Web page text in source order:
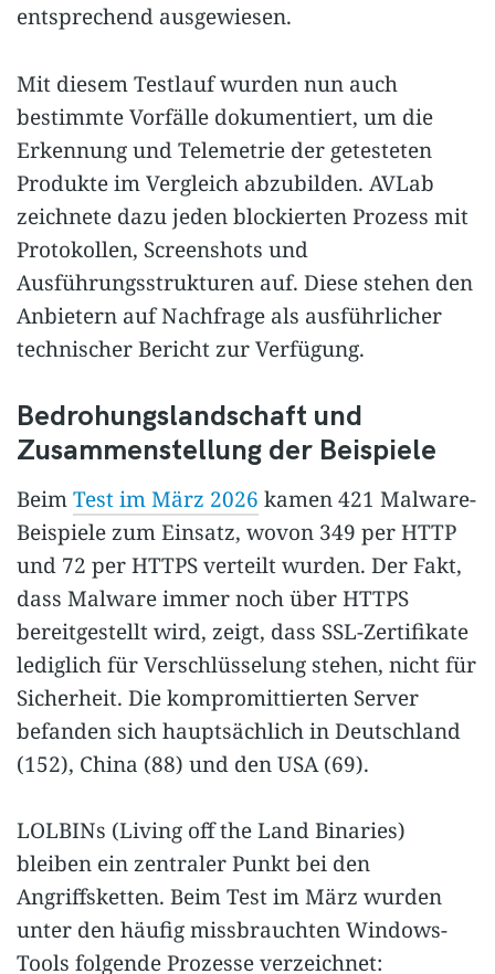
entsprechend ausgewiesen.
Mit diesem Testlauf wurden nun auch
bestimmte Vorfälle dokumentiert, um die
Erkennung und Telemetrie der getesteten
Produkte im Vergleich abzubilden. AVLab
zeichnete dazu jeden blockierten Prozess mit
Protokollen, Screenshots und
Ausführungsstrukturen auf. Diese stehen den
Anbietern auf Nachfrage als ausführlicher
technischer Bericht zur Verfügung.
Bedrohungslandschaft und
Zusammenstellung der Beispiele
BeimTest im März 2026 kamen 421 Malware-
Beispiele zum Einsatz, wovon 349 per HTTP
und 72 per HTTPS verteilt wurden. Der Fakt,
dass Malware immer noch über HTTPS
bereitgestellt wird, zeigt, dass SSL-Zertifikate
lediglich für Verschlüsselung stehen, nicht für
Sicherheit. Die kompromittierten Server
befanden sich hauptsächlich in Deutschland
(152), China (88) und den USA (69).
LOLBINs (Living off the Land Binaries)
bleiben ein zentraler Punkt bei den
Angriffsketten. Beim Test im März wurden
unter den häufig missbrauchten Windows-
Tools folgende Prozesse verzeichnet: